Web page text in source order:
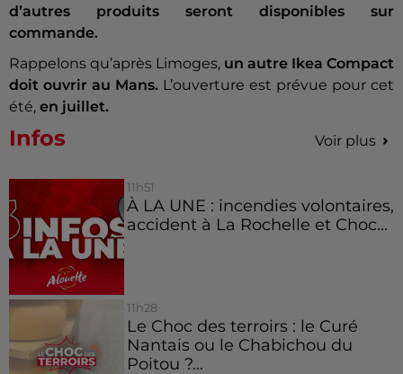
d’autres produits seront disponibles sur
commande.
Rappelons qu’après Limoges, un autre Ikea Compact
doit ouvrir au Mans. L’ouverture est prévue pour cet
été, en juillet.
Infos Voir plus
11h51
À LA UNE : incendies volontaires,
accident à La Rochelle et Choc...
11h28
Le Choc des terroirs : le Curé
Nantais ou le Chabichou du
Poitou ?...